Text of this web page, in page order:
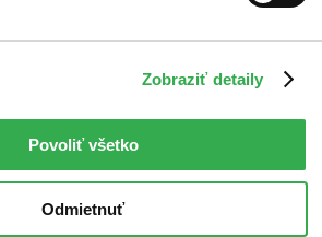
Zobraziť detaily
Povoliť všetko
Odmietnuť